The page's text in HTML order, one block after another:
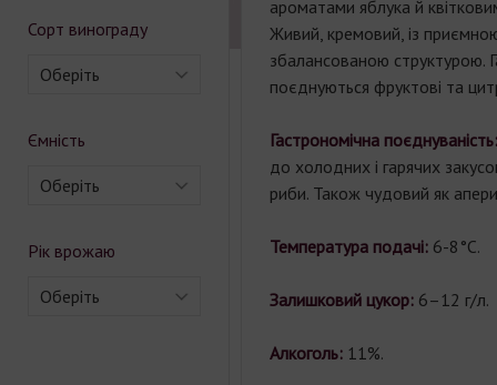
Сорт винограду
Оберіть
Ємність
Оберіть
Рік врожаю
Оберіть
ароматами яблука й
Живий, кремовий, із
збалансованою структурою.
поєднуються фруктові та
Гастрономічна
до холодних і гарячих
риби. Також чудовий як
Температура подачі: 6-8°С.
Залишковий цукор:6–12 г/л.
Алкоголь:11%.